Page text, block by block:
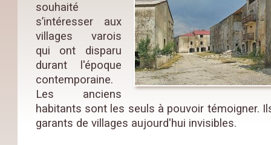
souhaité
s’intéresser aux
villages varois
qui ont disparu
durant l'époque
contemporaine.
Les anciens
habitants sont les seuls à pouvoir témoigner.
garants de villages aujourd'hui invisibles.